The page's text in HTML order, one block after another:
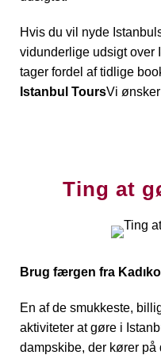
Hvis du vil nyde
vidunderlige udsigt over
tager fordel af tidlige
Istanbul ToursVi
Ting at
Brug færgen fra
En af de smukkeste,
aktiviteter at gøre i
dampskibe, der kører på